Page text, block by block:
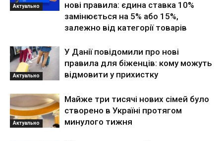
Актуально
нові правила: єдина ставка 10%
замінюється на 5% або 15%,
залежно від категорії товарів
Актуально
У Данії повідомили про нові
правила для біженців: кому можуть
відмовити у прихистку
Актуально
Майже три тисячі нових сімей було
створено в Україні протягом
минулого тижня